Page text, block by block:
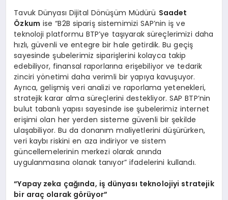
Tavuk Dünyası Dijital Dönüşüm Müdürü Saadet
Özkum ise “B2B sipariş sistemimizi SAP’nin iş ve
teknoloji platformu BTP’ye taşıyarak süreçlerimizi daha
hızlı, güvenli ve entegre bir hale getirdik. Bu geçiş
sayesinde şubelerimiz siparişlerini kolayca takip
edebiliyor, finansal raporlarına erişebiliyor ve tedarik
zinciri yönetimi daha verimli bir yapıya kavuşuyor.
Ayrıca, gelişmiş veri analizi ve raporlama yetenekleri,
stratejik karar alma süreçlerini destekliyor. SAP BTP’nin
bulut tabanlı yapısı sayesinde ise şubelerimiz internet
erişimi olan her yerden sisteme güvenli bir şekilde
ulaşabiliyor. Bu da donanım maliyetlerini düşürürken,
veri kaybı riskini en aza indiriyor ve sistem
güncellemelerinin merkezi olarak anında
uygulanmasına olanak tanıyor” ifadelerini kullandı.
“Yapay zeka çağında, iş dünyası teknolojiyi stratejik
bir araç olarak görüyor”